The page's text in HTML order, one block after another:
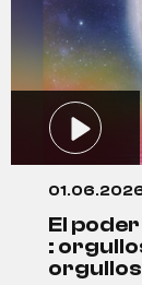
el poder del unicornio 01/06/2026
: